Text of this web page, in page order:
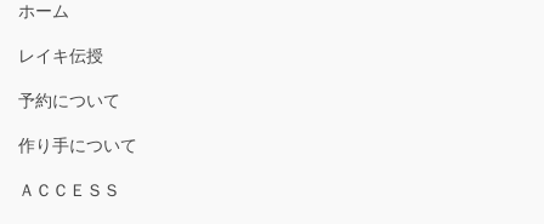
ホーム
レイキ伝授
予約について
作り手について
ＡＣＣＥＳＳ